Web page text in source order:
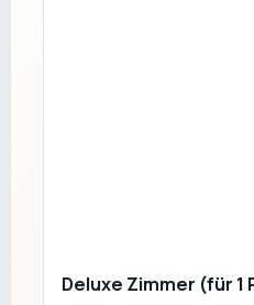
Deluxe Zimmer (für 1